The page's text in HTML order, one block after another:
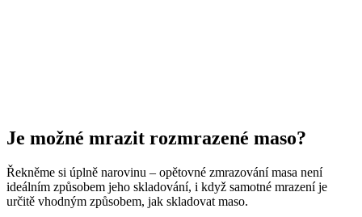
Je možné mrazit rozmrazené maso?
Řekněme si úplně narovinu – opětovné zmrazování masa není
ideálním způsobem jeho skladování, i když samotné mrazení je
určitě vhodným způsobem, jak skladovat maso.